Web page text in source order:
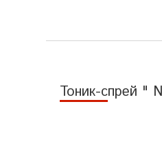
Тоник-спрей "